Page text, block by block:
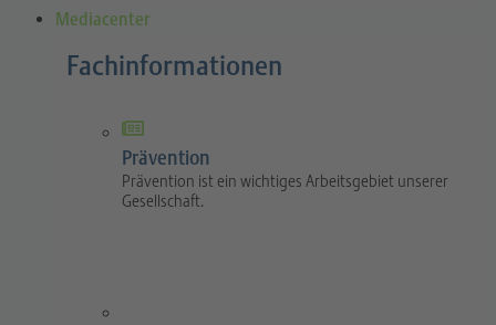
Mediacenter
Fachinformationen
Prävention
Prävention ist ein wichtiges Arbeitsgebiet unserer
Gesellschaft.